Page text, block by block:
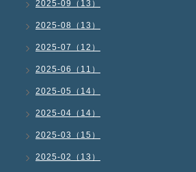
2025-09（13）
2025-08（13）
2025-07（12）
2025-06（11）
2025-05（14）
2025-04（14）
2025-03（15）
2025-02（13）